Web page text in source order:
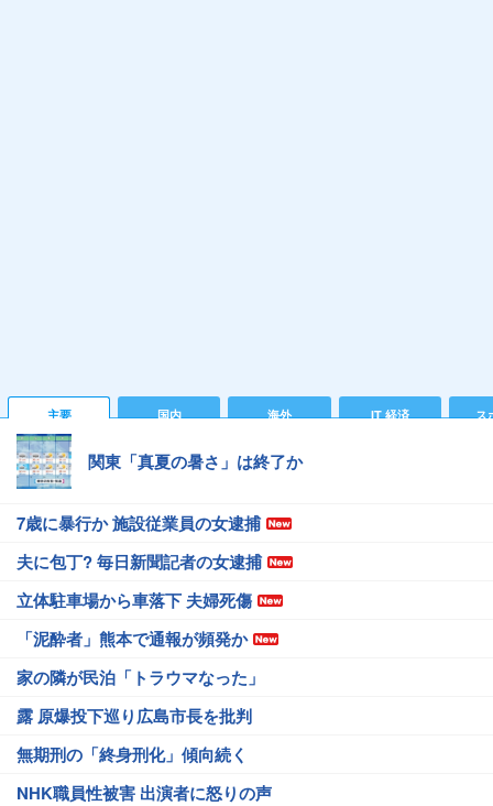
主要 国内 海外 IT 経済 ス
関東「真夏の暑さ」は終了か
7歳に暴行か 施設従業員の女逮捕
夫に包丁? 毎日新聞記者の女逮捕
立体駐車場から車落下 夫婦死傷
「泥酔者」熊本で通報が頻発か
家の隣が民泊「トラウマなった」
露 原爆投下巡り広島市長を批判
無期刑の「終身刑化」傾向続く
NHK職員性被害 出演者に怒りの声